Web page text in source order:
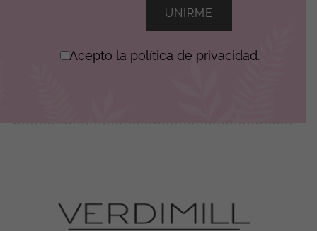
Acepto la política de privacidad.